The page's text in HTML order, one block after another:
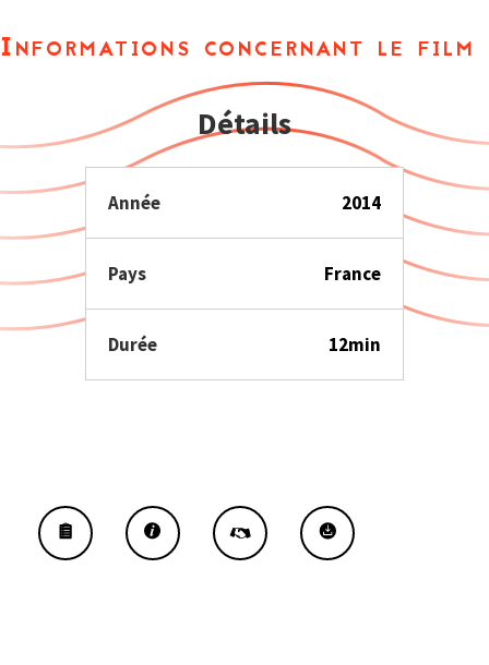
Informations concernant le film
Détails
Année 2014
Pays France
Durée 12min